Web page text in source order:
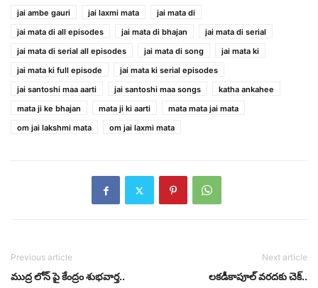
jai ambe gauri
jai laxmi mata
jai mata di
jai mata di all episodes
jai mata di bhajan
jai mata di serial
jai mata di serial all episodes
jai mata di song
jai mata ki
jai mata ki full episode
jai mata ki serial episodes
jai santoshi maa aarti
jai santoshi maa songs
katha ankahee
mata ji ke bhajan
mata ji ki aarti
mata mata jai mata
om jai lakshmi mata
om jai laxmi mata
Previous article
ముద్ర లోన్ పై కేంద్రం శుభవార్త..
Next article
లకడీకాపూల్ వరదకు చెక్..